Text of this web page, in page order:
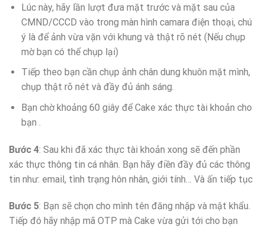
Lúc này, hãy lần lượt đưa mặt trước và mặt sau của
CMND/CCCD vào trong màn hình camara điện thoại, chú
ý là để ảnh vừa vặn với khung và thật rõ nét (Nếu chụp
mờ bạn có thể chụp lại)
Tiếp theo bạn cần chụp ảnh chân dung khuôn mặt mình,
chụp thật rõ nét và đầy đủ ánh sáng.
Bạn chờ khoảng 60 giây để Cake xác thực tài khoản cho
bạn .
Bước 4: Sau khi đã xác thực tài khoản xong sẽ đến phần
xác thực thông tin cá nhân. Bạn hãy điền đầy đủ các thông
tin như: email, tình trạng hôn nhân, giới tính… Và ấn tiếp tục
Bước 5: Bạn sẽ chọn cho mình tên đăng nhập và mật khẩu.
Tiếp đó hãy nhập mã OTP mà Cake vừa gửi tới cho bạn